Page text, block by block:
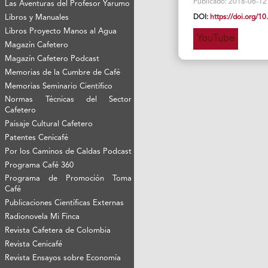
Las Aventuras del Profesor Yarumo
Libros y Manuales
Libros Proyecto Manos al Agua
Magazín Cafetero
Magazín Cafetero Podcast
Memorias de la Cumbre de Café
Memorias Seminario Científico
Normas Técnicas del Sector
Cafetero
Paisaje Cultural Cafetero
Patentes Cenicafé
Por los Caminos de Caldas Podcast
Programa Café 360
Programa de Promoción Toma
Café
Publicaciones Científicas Externas
Radionovela Mi Finca
Revista Cafetera de Colombia
Revista Cenicafé
Revista Ensayos sobre Economía
Publicado: 2018-06-12
DOI: https://doi.org/
YouTube